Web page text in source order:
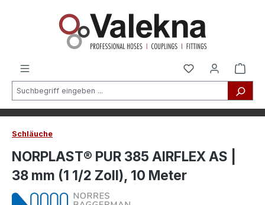
Schläuche
NORPLAST® PUR 385 AIRFLEX AS |
38 mm (1 1/2 Zoll), 10 Meter